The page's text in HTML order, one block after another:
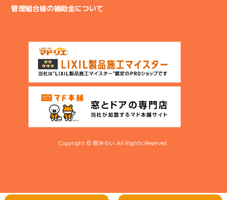
管理組合様の補助金について
Copyright © 窓みらい All Rights Reserved.